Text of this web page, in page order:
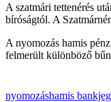
A szatmári tettenérés
bíróságtól. A
A nyomozás hamis
felmerült különböző
nyomozáshamis